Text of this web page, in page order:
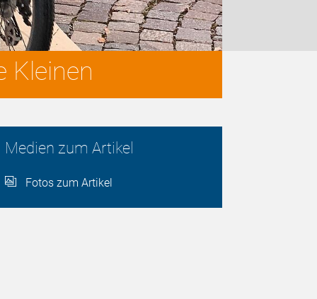
Kleinen
Medien zum Artikel
Fotos zum Artikel